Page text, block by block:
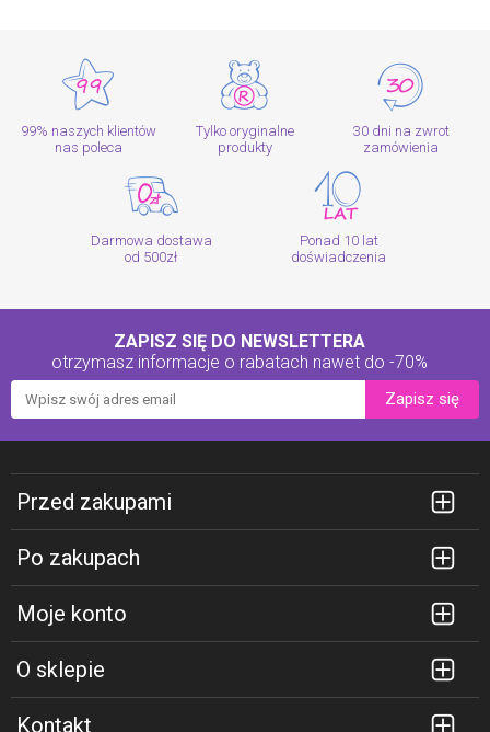
99% naszych klientów
nas poleca
Tylko oryginalne
produkty
30 dni na zwrot
zamówienia
Darmowa dostawa
od 500zł
Ponad 10 lat
doświadczenia
ZAPISZ SIĘ DO NEWSLETTERA
otrzymasz informacje o rabatach nawet do -70%
Zapisz się
Przed zakupami
Po zakupach
Moje konto
O sklepie
Kontakt